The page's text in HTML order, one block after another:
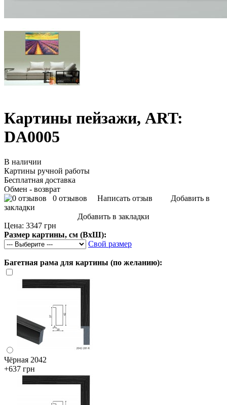
Картины пейзажи, ART:
DA0005
В наличии
Картины ручной работы
Бесплатная доставка
Обмен - возврат
0 отзывов
Написать отзыв
Добавить в
закладки
Добавить в закладки
Цена: 3347 грн
Размер картины, см (ВхШ):
Свой размер
Багетная рама для картины (по желанию):
Чёрная 2042
+637 грн